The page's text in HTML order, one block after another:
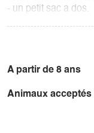
- un petit sac a dos.
longes Via-ferrata.
A partir de 8 ans
Animaux acceptés